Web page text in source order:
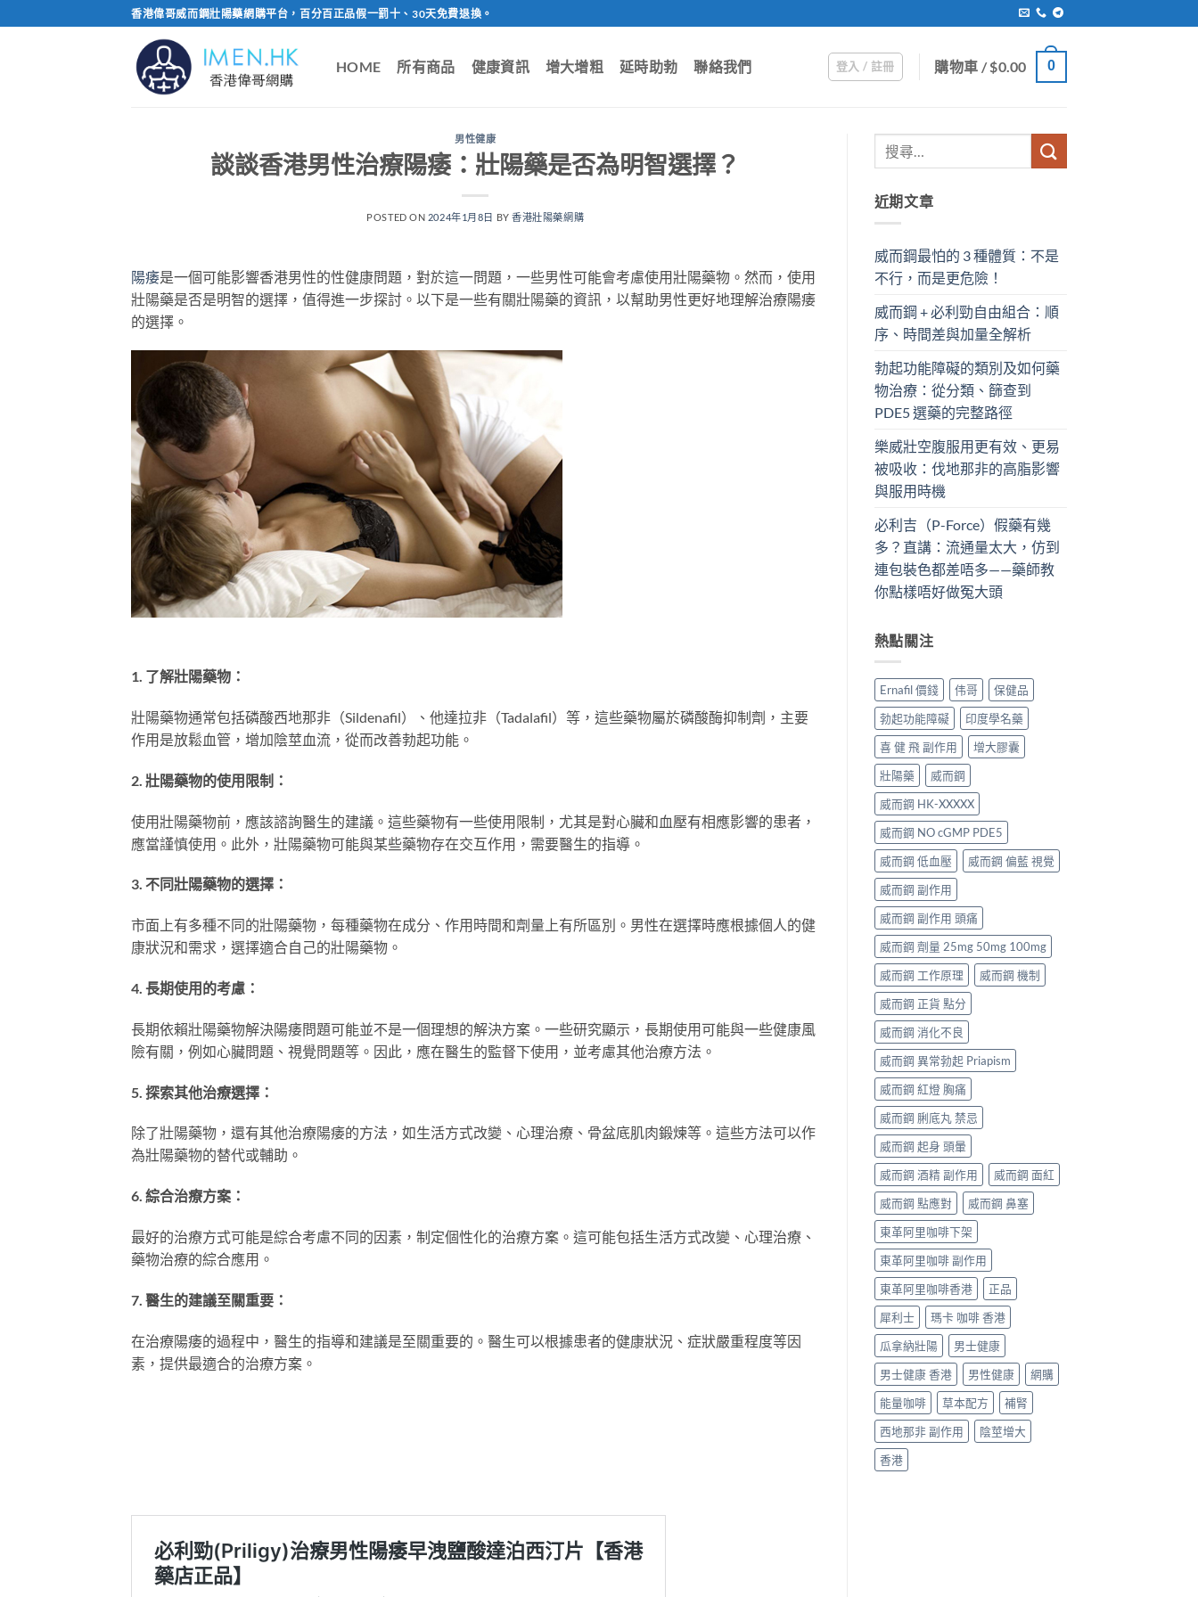
to
香港偉哥威而鋼壯陽藥網購平台，百分百正品假一罰十、30天免費退換。
HOME 所有商品 健康資訊 增大增粗 延時助勃 聯絡我們 登入 / 註冊 購物車 /$0.00 0
男性健康
談談香港男性治療陽痿：壯陽藥是否為明智選擇？
POSTED ON 2024年1月8日 BY香港壯陽藥網購
陽痿是一個可能影響香港男性的性健康問題，對於這一問題，一些男性可能會考慮使用壯陽藥物。然而，使用
壯陽藥是否是明智的選擇，值得進一步探討。以下是一些有關壯陽藥的資訊，以幫助男性更好地理解治療陽痿
的選擇。
1. 了解壯陽藥物：
壯陽藥物通常包括磷酸西地那非（Sildenafil）、他達拉非（Tadalafil）等，這些藥物屬於磷酸酶抑制劑，主要
作用是放鬆血管，增加陰莖血流，從而改善勃起功能。
2. 壯陽藥物的使用限制：
使用壯陽藥物前，應該諮詢醫生的建議。這些藥物有一些使用限制，尤其是對心臟和血壓有相應影響的患者，
應當謹慎使用。此外，壯陽藥物可能與某些藥物存在交互作用，需要醫生的指導。
3. 不同壯陽藥物的選擇：
市面上有多種不同的壯陽藥物，每種藥物在成分、作用時間和劑量上有所區別。男性在選擇時應根據個人的健
康狀況和需求，選擇適合自己的壯陽藥物。
4. 長期使用的考慮：
長期依賴壯陽藥物解決陽痿問題可能並不是一個理想的解決方案。一些研究顯示，長期使用可能與一些健康風
險有關，例如心臟問題、視覺問題等。因此，應在醫生的監督下使用，並考慮其他治療方法。
5. 探索其他治療選擇：
除了壯陽藥物，還有其他治療陽痿的方法，如生活方式改變、心理治療、骨盆底肌肉鍛煉等。這些方法可以作
為壯陽藥物的替代或輔助。
6. 綜合治療方案：
最好的治療方式可能是綜合考慮不同的因素，制定個性化的治療方案。這可能包括生活方式改變、心理治療、
藥物治療的綜合應用。
7. 醫生的建議至關重要：
在治療陽痿的過程中，醫生的指導和建議是至關重要的。醫生可以根據患者的健康狀況、症狀嚴重程度等因
素，提供最適合的治療方案。
近期文章
威而鋼最怕的 3 種體質：不是
不行，而是更危險！
威而鋼 + 必利勁自由組合：順
序、時間差與加量全解析
勃起功能障礙的類別及如何藥
物治療：從分類、篩查到
PDE5 選藥的完整路徑
樂威壯空腹服用更有效、更易
被吸收：伐地那非的高脂影響
與服用時機
必利吉（P-Force）假藥有幾
多？直講：流通量太大，仿到
連包裝色都差唔多——藥師教
你點樣唔好做冤大頭
熱點關注
Ernafil 價錢 伟哥
保健品
勃起功能障礙
印度學名藥
喜 健 飛 副作用
增大膠囊
壯陽藥
威而鋼
威而鋼 HK-XXXXX
威而鋼 NO cGMP PDE5
威而鋼 低血壓
威而鋼 偏藍 視覺
威而鋼 副作用
威而鋼 副作用 頭痛
威而鋼 劑量 25mg 50mg 100mg
威而鋼 工作原理
威而鋼 機制
威而鋼 正貨 點分
威而鋼 消化不良
威而鋼 異常勃起 Priapism
威而鋼 紅燈 胸痛
威而鋼 脷底丸 禁忌
威而鋼 起身 頭暈
威而鋼 酒精 副作用
威而鋼 面紅
威而鋼 點應對
威而鋼 鼻塞
東革阿里咖啡下架
東革阿里咖啡 副作用
東革阿里咖啡香港
正品
犀利士
瑪卡 咖啡 香港
瓜拿納壯陽
男士健康
男士健康 香港
男性健康
網購
能量咖啡
草本配方
補腎
西地那非 副作用
陰莖增大
香港